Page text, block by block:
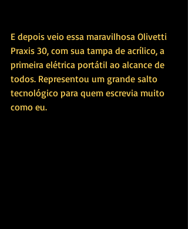
E depois veio essa maravilhosa Olivetti
Praxis 30, com sua tampa de acrílico, a
primeira elétrica portátil ao alcance de
todos. Representou um grande salto
tecnológico para quem escrevia muito
como eu.